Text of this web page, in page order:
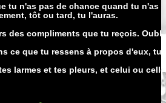
tu n'as pas de chance quand tu n'as
tôt ou tard, tu l'auras.
des compliments que tu reçois.
ce que tu ressens à propos d'eux,
larmes et tes pleurs, et celui ou